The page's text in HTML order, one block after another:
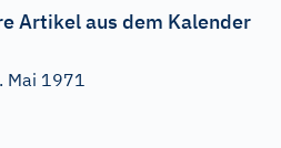
Artikel aus dem Kalender
Mai 1971